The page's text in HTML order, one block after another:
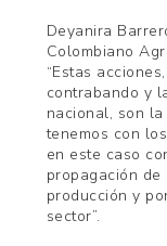
Deyanira
Colombiano
“Estas
contrabando y
nacional, son
tenemos con
en este caso
propagación
producción y
sector”.